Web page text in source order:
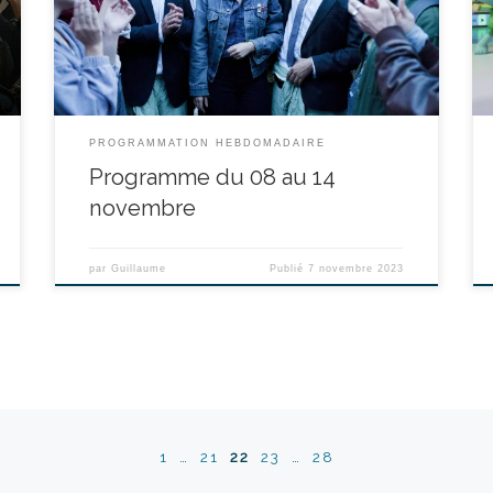
empruntent ensemble qu’ils croisent des jeunes
militants écolos. Plus attirés par la bière et les chips
gratuites […]
PROGRAMMATION HEBDOMADAIRE
Programme du 08 au 14
novembre
parGuillaume Publié 7 novembre 2023
1 21 22 23 28